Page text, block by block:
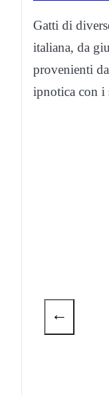
Gatti di
italiana, da
provenienti
ipnotica con i
←